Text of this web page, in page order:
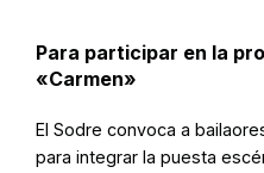
Para participar en la
«Carmen»
El Sodre convoca a
para integrar la puesta